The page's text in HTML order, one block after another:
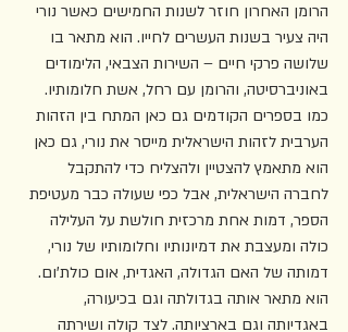
הרומן האחרון חוזר לשנות החמישים כאשר נורי
היה צעיר בשנות העשרים לחייו. הוא מתאר בו
שלושה פרקי חיים – השירות הצבאי, הלימודים
באוניברסיטה, והרומן עם רחל, אשת חלומותיו.
כמו בספרים הקודמים גם כאן המתח בין הזהות
הערבית לזהות הישראלית מייסר את נורי, גם כאן
הוא מתאמץ להצטיין ולהצליח כדי להתקבל
לחברה הישראלית, אבל כפי שעולה כבר מעטיפת
הספר, דמות אחת מרכזית חולשת על העלילה
כולה ומעצבת את דמיונותיו וחלומותיו של נורי,
דמותה של האם הגדולה, האגדית, אום כולת'ום.
הוא מתאר אותה בגדולתה וגם בכיעורה,
באגדיותה וגם בארציותה. לצד קולה ושירתה